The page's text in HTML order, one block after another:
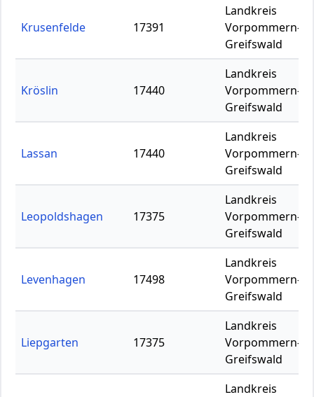
Krusenfelde 17391
Landkreis
Vorpommern-
Greifswald
Kröslin 17440
Landkreis
Vorpommern-
Greifswald
Lassan 17440
Landkreis
Vorpommern-
Greifswald
Leopoldshagen 17375
Landkreis
Vorpommern-
Greifswald
Levenhagen 17498
Landkreis
Vorpommern-
Greifswald
Liepgarten 17375
Landkreis
Vorpommern-
Greifswald
Landkreis